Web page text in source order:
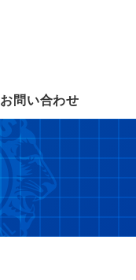
お問い合わせ